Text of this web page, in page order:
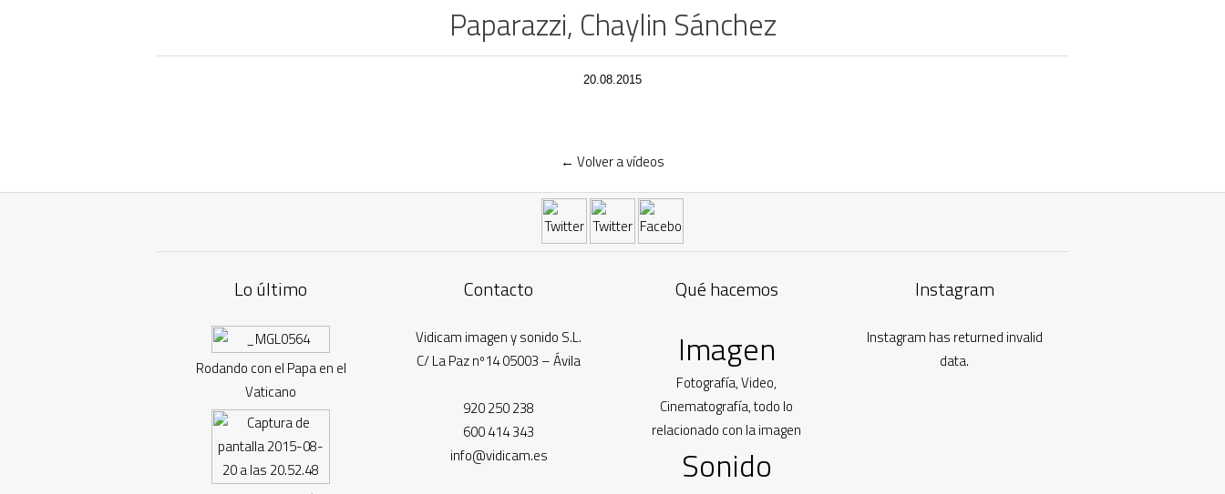
Paparazzi, Chaylin Sánchez
20.08.2015
← Volver a vídeos
Lo último
Rodando con el Papa en el
Vaticano
Contacto
Vidicam imagen y sonido S.L.
C/ La Paz nº14 05003 – Ávila
920 250 238
600 414 343
info@vidicam.es
Qué hacemos
Imagen
Fotografía, Video,
Cinematografía, todo lo
relacionado con la imagen
Sonido
Instagram
Instagram has returned invalid
data.